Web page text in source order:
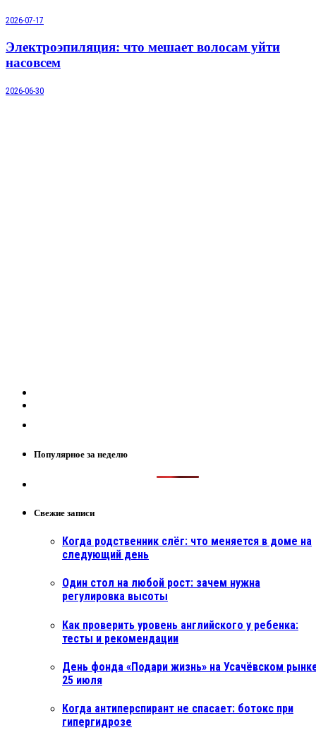
2026-07-17
Электроэпиляция: что мешает волосам уйти
насовсем
2026-06-30
Популярное за неделю
Свежие записи
Когда родственник слёг: что меняется в доме на
следующий день
Один стол на любой рост: зачем нужна
регулировка высоты
Как проверить уровень английского у ребенка:
тесты и рекомендации
День фонда «Подари жизнь» на Усачёвском
25 июля
Когда антиперспирант не спасает: ботокс при
гипергидрозе